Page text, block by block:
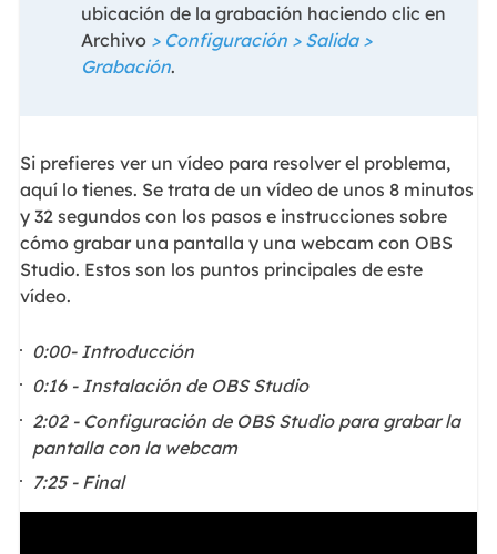
ubicación de la grabación haciendo clic en
Archivo > Configuración > Salida >
Grabación.
Si prefieres ver un vídeo para resolver el problema,
aquí lo tienes. Se trata de un vídeo de unos 8 minutos
y 32 segundos con los pasos e instrucciones sobre
cómo grabar una pantalla y una webcam con OBS
Studio. Estos son los puntos principales de este
vídeo.
0:00- Introducción
0:16 - Instalación de OBS Studio
2:02 - Configuración de OBS Studio para grabar la
pantalla con la webcam
7:25 - Final